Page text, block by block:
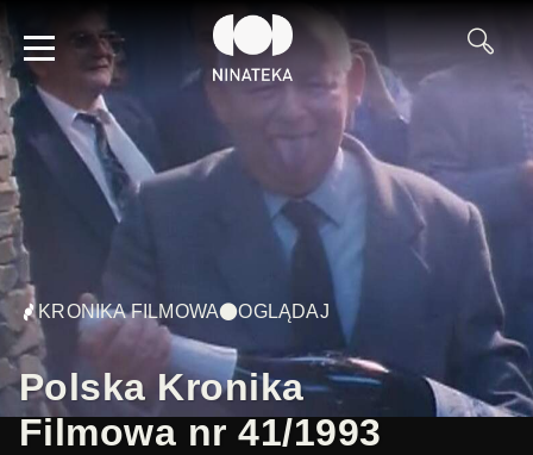
KRONIKA FILMOWA OGLĄDAJ
Polska Kronika
Filmowa nr 41/1993